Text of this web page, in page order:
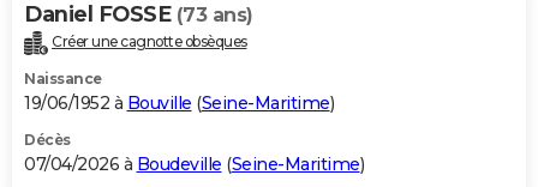
Daniel FOSSE (73 ans)
Créer une cagnotte obsèques
Naissance
19/06/1952 à Bouville (Seine-Maritime)
Décès
07/04/2026 à Boudeville (Seine-Maritime)